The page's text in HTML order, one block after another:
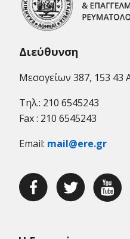
Διεύθυνση
Μεσογείων 387, 153 43
Τηλ.: 210 6545243
Fax : 210 6545243
Email: mail@ere.gr